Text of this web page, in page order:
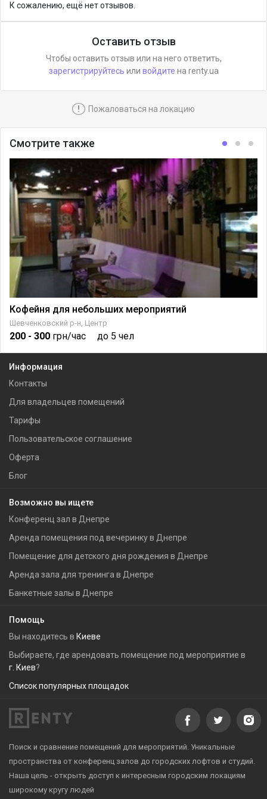
К сожалению, ещё нет отзывов.
Оставить отзыв
Чтобы оставить отзыв или на него ответить,
зарегистрируйтесь или войдите на renty.ua
! Пожаловаться на локацию
Смотрите также
Кофейня для небольших мероприятий
Шевченковский р-н, Центр
200 - 300 грн/час до 5 чел
Информация
Контакты
Для владельцев помещений
Тарифы
Пользовательское соглашение
Оферта
Блог
Возможно вы ищете
Конференц зал в Днепре
Аренда помещения под вечеринку в Днепре
Помещение для детского дня рождения в Днепре
Аренда зала для тренинга в Днепре
Банкетные залы в Днепре
Помощь
Вы находитесь в Киеве
Выбираете, где арендовать помещение под мероприятие в
г. Киев?
Список популярных площадок
Поиск и сравнение помещений для мероприятий. Уникальные
пространства от конференц залов до городских лофтов и студий.
Наша цель - открыть доступ к интересным городским локациям
широкому кругу людей